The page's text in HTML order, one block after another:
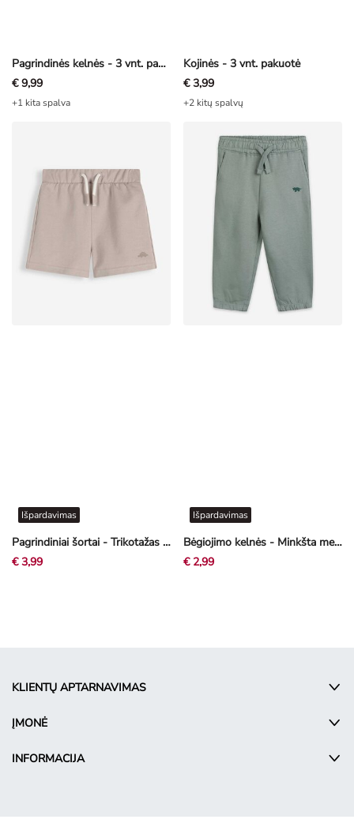
Pagrindinės kelnės - 3 vnt. pakuotė
€ 9,99
+1 kita spalva
Kojinės - 3 vnt. pakuotė
€ 3,99
+2 kitų spalvų
Pagrindiniai šortai - Trikotažas - smėlinė
Išpardavimas
€ 3,99
Bėgiojimo kelnės - Minkšta medžiaga - tamsi turkio
Išpardavimas
€ 2,99
KLIENTŲ APTARNAVIMAS
ĮMONĖ
INFORMACIJA